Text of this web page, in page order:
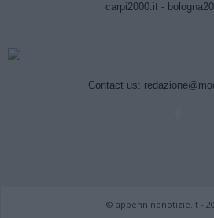
carpi2000.it-
Contact us:
© appenninonotizie.it -